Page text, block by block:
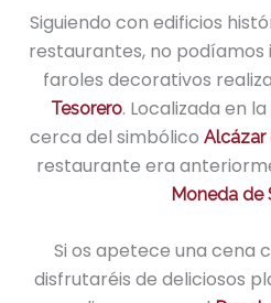
Siguiendo con edificios
restaurantes, no podíamos
faroles decorativos
Tesorero. Localizada en la
cerca del simbólico Alcázar
restaurante era
Moneda de
Si os apetece una cena
disfrutaréis de deliciosos